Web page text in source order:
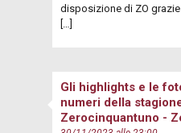
disposizione di ZO grazie
Gli highlights e le
numeri della
Zerocinquantuno -